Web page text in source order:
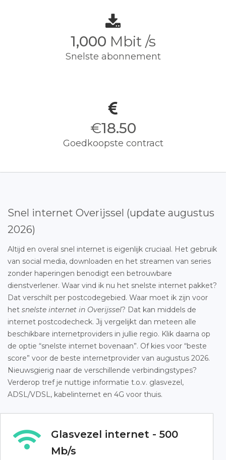
1,000 Mbit /s
Snelste abonnement
€18.50
Goedkoopste contract
Snel internet Overijssel (update augustus
2026)
Altijd en overal snel internet is eigenlijk cruciaal. Het gebruik
van social media, downloaden en het streamen van series
zonder haperingen benodigt een betrouwbare
dienstverlener. Waar vind ik nu het snelste internet pakket?
Dat verschilt per postcodegebied. Waar moet ik zijn voor
het snelste internet in Overijssel? Dat kan middels de
internet postcodecheck. Jij vergelijkt dan meteen alle
beschikbare internetproviders in jullie regio. Klik daarna op
de optie “snelste internet bovenaan”. Of kies voor “beste
score” voor de beste internetprovider van augustus 2026.
Nieuwsgierig naar de verschillende verbindingstypes?
Verderop tref je nuttige informatie t.o.v. glasvezel,
ADSL/VDSL, kabelinternet en 4G voor thuis.
Glasvezel internet - 500
Mb/s